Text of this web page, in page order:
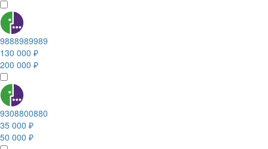
9888989989
130 000 ₽
200 000 ₽
9308800880
35 000 ₽
50 000 ₽